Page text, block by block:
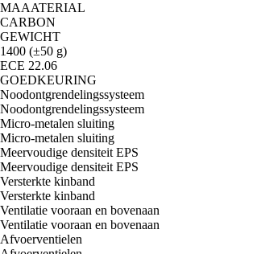
MAAATERIAL
CARBON
GEWICHT
1400 (±50 g)
ECE 22.06
GOEDKEURING
Noodontgrendelingssysteem
Noodontgrendelingssysteem
Micro-metalen sluiting
Micro-metalen sluiting
Meervoudige densiteit EPS
Meervoudige densiteit EPS
Versterkte kinband
Versterkte kinband
Ventilatie vooraan en bovenaan
Ventilatie vooraan en bovenaan
Afvoerventielen